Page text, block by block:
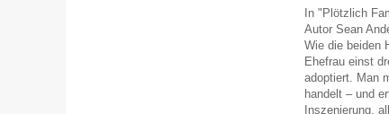
In "Plötzlich
Autor Sean
Wie die beiden
Ehefrau einst
adoptiert. Man
handelt – und
Inszenierung,